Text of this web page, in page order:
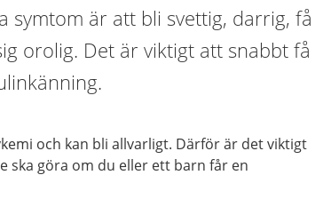
symtom är att bli svettig, darrig, få
orolig. Det är viktigt att snabbt få
och kan bli allvarligt. Därför är det viktigt
ska göra om du eller ett barn får en